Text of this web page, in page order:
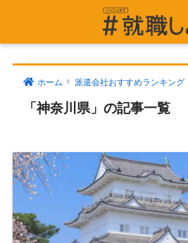
ホーム 派遣会社おすすめランキング
「神奈川県」の記事一覧